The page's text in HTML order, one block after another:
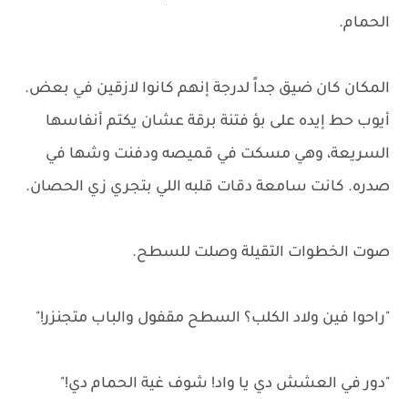
الحمام.
المكان كان ضيق جداً لدرجة إنهم كانوا لازقين في بعض.
أيوب حط إيده على بؤ فتنة برقة عشان يكتم أنفاسها
السريعة، وهي مسكت في قميصه ودفنت وشها في
صدره. كانت سامعة دقات قلبه اللي بتجري زي الحصان.
صوت الخطوات التقيلة وصلت للسطح.
"راحوا فين ولاد الكلب؟ السطح مقفول والباب متجنزر!"
"دور في العشش دي يا واد! شوف غية الحمام دي!"